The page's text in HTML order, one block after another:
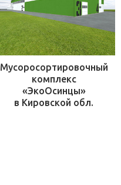
Мусоросортировочный
комплекс
«ЭкоОсинцы»
в Кировской обл.